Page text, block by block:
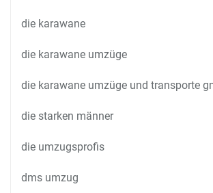
die karawane
die karawane umzüge
die karawane umzüge und transporte
die starken männer
die umzugsprofis
dms umzug